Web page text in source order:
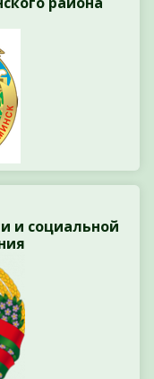
и социальной